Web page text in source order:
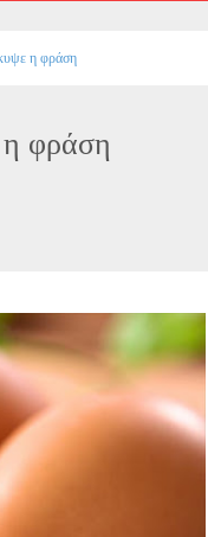
η φράση
φράση